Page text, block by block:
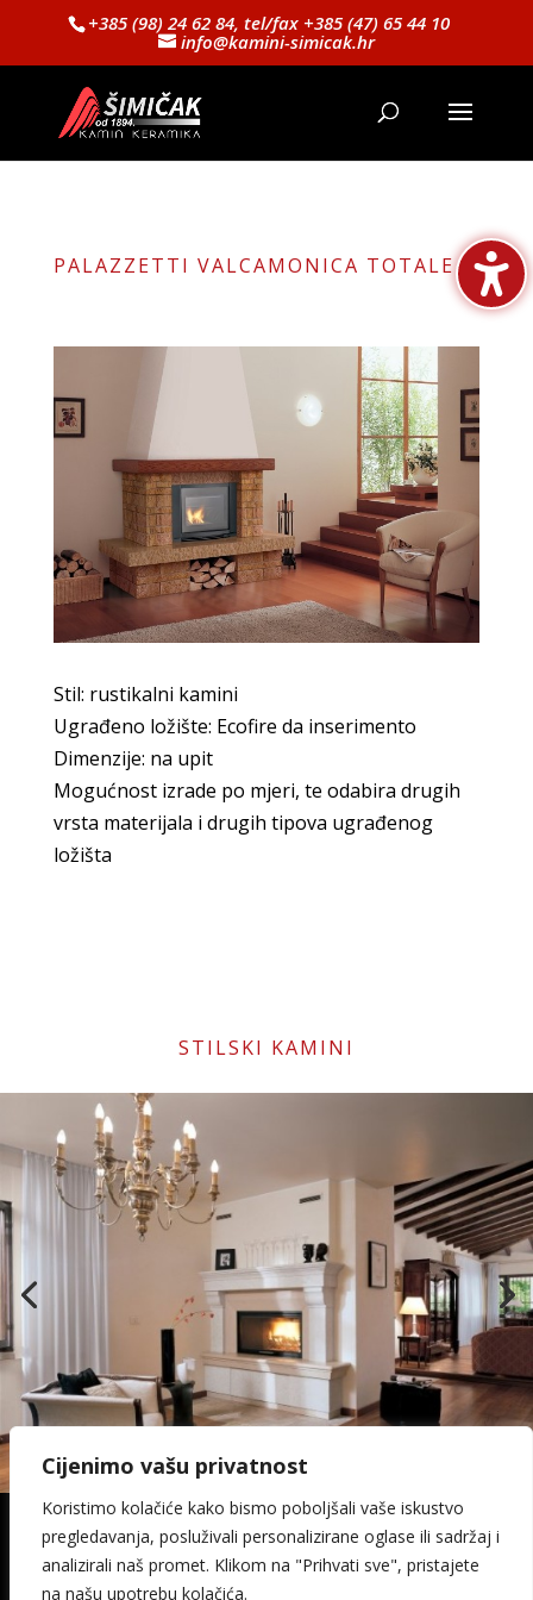
Cijenimo vašu privatnost
Koristimo kolačiće kako bismo poboljšali vaše iskustvo
pregledavanja, posluživali personalizirane oglase ili sadržaj i
analizirali naš promet. Klikom na "Prihvati sve", pristajete
na našu upotrebu kolačića.
+385 (98) 24 62 84, tel/fax +385 (47) 65 44 10
info@kamini-simicak.hr
PALAZZETTI VALCAMONICA TOTALE
Stil: rustikalni kamini
Ugrađeno ložište: Ecofire da inserimento
Dimenzije: na upit
Mogućnost izrade po mjeri, te odabira drugih
vrsta materijala i drugih tipova ugrađenog
ložišta
STILSKI KAMINI
© 2026. Kamin Keramika Šimičak design:
media-met